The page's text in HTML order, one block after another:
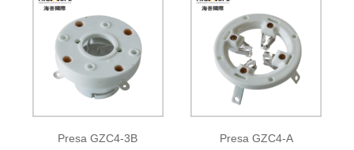
Presa GZC4-3B Presa GZC4-A